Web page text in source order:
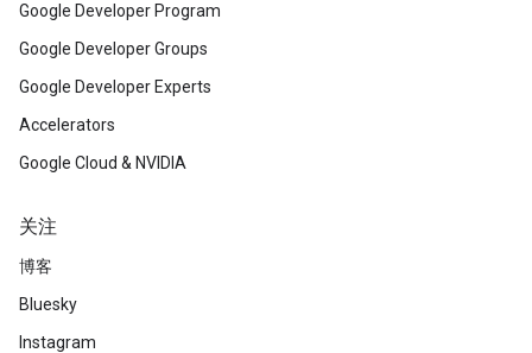
Google Developer Program
Google Developer Groups
Google Developer Experts
Accelerators
Google Cloud & NVIDIA
关注
博客
Bluesky
Instagram